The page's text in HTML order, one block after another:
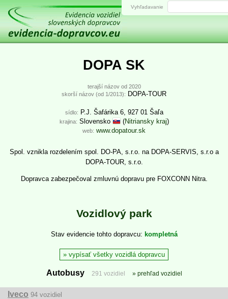
DOPA SK
terajší názov od 2020
skorší názov (od 1/2013): DOPA-TOUR
sídlo: P.J. Šafárika 6, 927 01 Šaľa
krajina: Slovensko (Nitriansky kraj)
web: www.dopatour.sk
Spol. vznikla rozdelením spol. DO-PA, s.r.o. na DOPA-SERVIS, s.r.o a
DOPA-TOUR, s.r.o.
Dopravca zabezpečoval zmluvnú dopravu pre FOXCONN Nitra.
Vozidlový park
Stav evidencie tohto dopravcu kompletná
vypísať všetky vozidlá dopravcu
Autobusy 291 vozidiel prehľad vozidiel
Iveco 94 vozidiel
Vyhľadavanie